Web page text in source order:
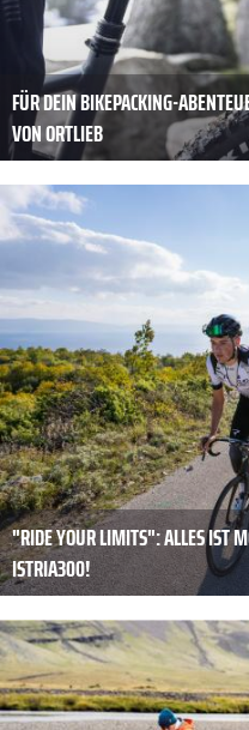
FÜR DEIN BIKEPACKING-
VON ORTLIEB
"RIDE YOUR LIMITS": ALLES IST
ISTRIA300!